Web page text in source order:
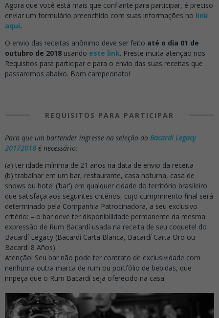
Agora que você está mais que confiante para participar, é preciso
enviar um formulário preenchido com suas informações no link
aqui.
O envio das receitas anônimo deve ser feito até o dia 01 de
outubro de 2018 usando este link. Preste muita atenção nos
Requisitos para participar e para o envio das suas receitas que
passaremos abaixo. Bom campeonato!
REQUISITOS PARA PARTICIPAR
Para que um bartender ingresse na seleção do Bacardi Legacy
20172018 é necessário:
(a) ter idade mínima de 21 anos na data de envio da receita
(b) trabalhar em um bar, restaurante, casa noturna, casa de
shows ou hotel (‘bar’) em qualquer cidade do território brasileiro
que satisfaça aos seguintes critérios, cujo cumprimento final será
determinado pela Companhia Patrocinadora, a seu exclusivo
critério: – o bar deve ter disponibilidade permanente da mesma
expressão de Rum Bacardí usada na receita de seu coquetel do
Bacardí Legacy (Bacardí Carta Blanca, Bacardí Carta Oro ou
Bacardí 8 Años).
Atenção! Seu bar não pode ter contrato de exclusividade com
nenhuma outra marca de rum ou portfólio de bebidas, que
impeça que o Rum Bacardí seja oferecido na casa.